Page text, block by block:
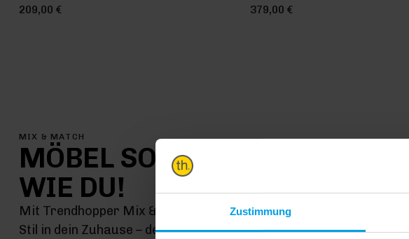
Zustimmung
209,00 € 379,00 €
MIX & MATCH
MÖBEL SO EINMALIG
WIE DU!
Mit Trendhopper Mix & Match kommt jetzt genau dein
Stil in dein Zuhause – denn hier kombinierst du einfach